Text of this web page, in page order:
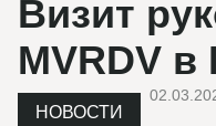
Визит
MVRDV в
НОВОСТИ